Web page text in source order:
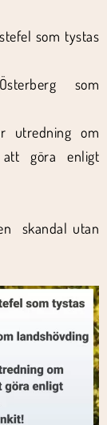
som tystas
som
utredning om
göra enligt
skandal utan